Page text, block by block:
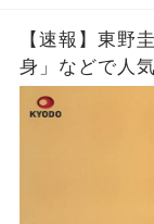
【速報】東野
身」などで人気